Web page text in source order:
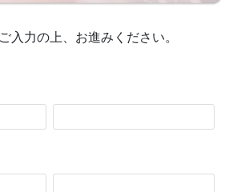
入力の上、お進みください。